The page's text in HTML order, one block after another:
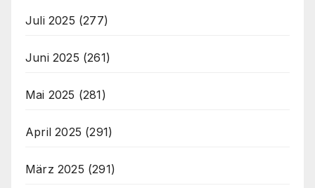
Juli 2025 (277)
Juni 2025 (261)
Mai 2025 (281)
April 2025 (291)
März 2025 (291)